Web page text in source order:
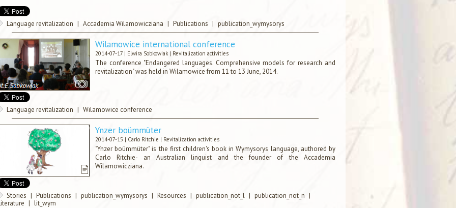
Language revitalization | Accademia Wilamowicziana | Publications | publication_wymysorys
Wilamowice international conference
2014-07-17 | Elwira Sobkowiak | Revitalization activities
The conference "Endangered languages. Comprehensive models for research and
revitalization" was held in Wilamowice from 11 to 13 June, 2014.
Language revitalization | Wilamowice conference
Ynzer boümmüter
2014-07-15 | Carlo Ritchie | Revitalization activities
"Ynzer boümmüter" is the first children's book in Wymysorys language, authored by
Carlo Ritchie- an Australian linguist and the founder of the Accademia
Wilamowicziana.
Stories | Publications | publication_wymysorys | Resources | publication_not_l | publication_not_n |
| lit_wym